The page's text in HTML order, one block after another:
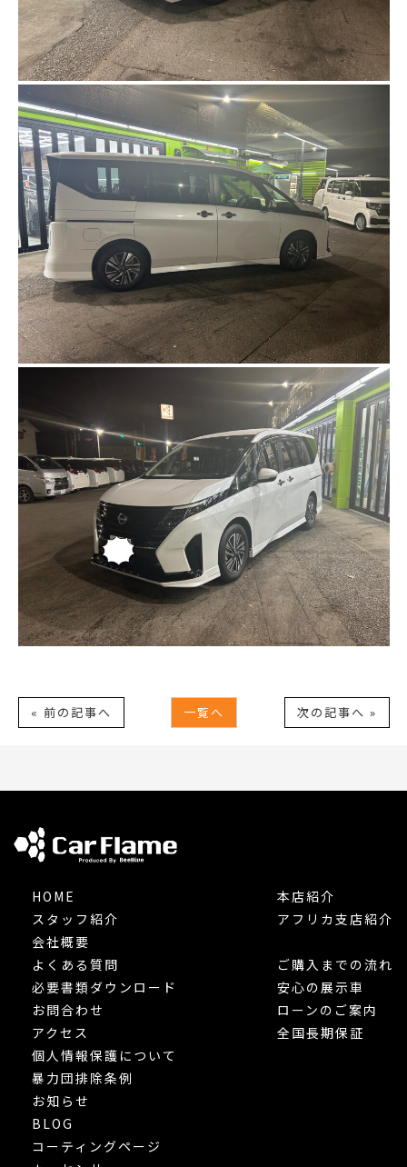
« 前の記事へ 一覧へ 次の記事へ »
HOME
スタッフ紹介
会社概要
本店紹介
アフリカ支店紹介
よくある質問
必要書類ダウンロード
お問合わせ
アクセス
個人情報保護について
暴力団排除条例
お知らせ
BLOG
ご購入までの流れ
安心の展示車
ローンのご案内
全国長期保証
コーティングページ